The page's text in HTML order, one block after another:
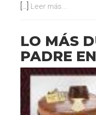
[...] Leer más...
LO MÁS
PADRE